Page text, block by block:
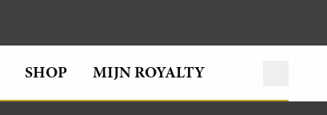
SHOP MIJN ROYALTY